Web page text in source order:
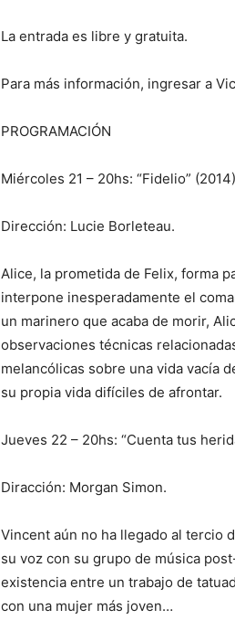
La entrada es libre y gratuita.
Para más información, ingresar a
PROGRAMACIÓN
Miércoles 21 – 20hs: “Fidelio”
Dirección: Lucie Borleteau.
Alice, la prometida de Felix, forma
interpone inesperadamente el
un marinero que acaba de morir,
observaciones técnicas
melancólicas sobre una vida vacía
su propia vida difíciles de afrontar.
Jueves 22 – 20hs: “Cuenta tus
Diracción: Morgan Simon.
Vincent aún no ha llegado al tercio
su voz con su grupo de música
existencia entre un trabajo de
con una mujer más joven…